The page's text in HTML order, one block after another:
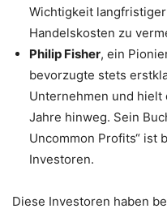
Wichtigkeit
Handelskosten zu
Philip Fisher, ein
bevorzugte stets
Unternehmen und
Jahre hinweg. Sein
Uncommon Profits“ ist
Investoren.
Diese Investoren haben